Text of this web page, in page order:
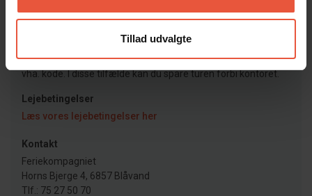
Tillad udvalgte
Nøgler afhentes som udgangspunkt på vores kontor. Dog
har vi nogle huse med elektroniske dørlåse, som betjenes
vha. kode. I disse tilfælde kan du spare turen forbi kontoret.
Lejebetingelser
Læs vores lejebetingelser her
Kontakt
Feriekompagniet
Horns Bjerge 4, 6857 Blåvand
Tlf.: 75 27 50 70